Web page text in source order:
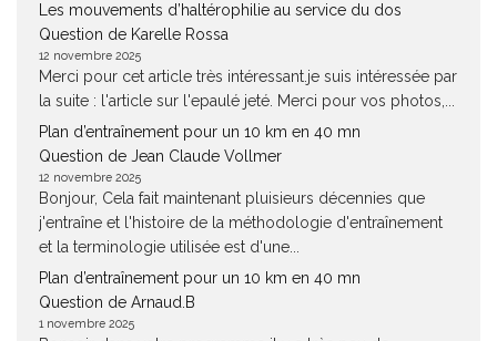
Les mouvements d’haltérophilie au service du dos
Question de Karelle Rossa
12 novembre 2025
Merci pour cet article très intéressant.je suis intéressée par
la suite : l'article sur l'epaulé jeté. Merci pour vos photos,...
Plan d’entraînement pour un 10 km en 40 mn
Question de Jean Claude Vollmer
12 novembre 2025
Bonjour, Cela fait maintenant pluisieurs décennies que
j'entraîne et l'histoire de la méthodologie d'entraînement
et la terminologie utilisée est d'une...
Plan d’entraînement pour un 10 km en 40 mn
Question de Arnaud.B
1 novembre 2025